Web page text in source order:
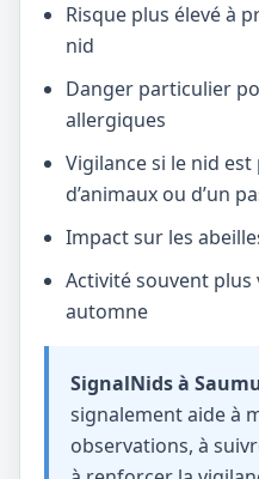
Risque plus élevé à
nid
Danger particulier
allergiques
Vigilance si le nid est
d’animaux ou d’un
Impact sur les
Activité souvent plus
automne
SignalNids à
signalement aide à
observations, à